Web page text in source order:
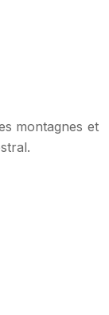
montagnes et